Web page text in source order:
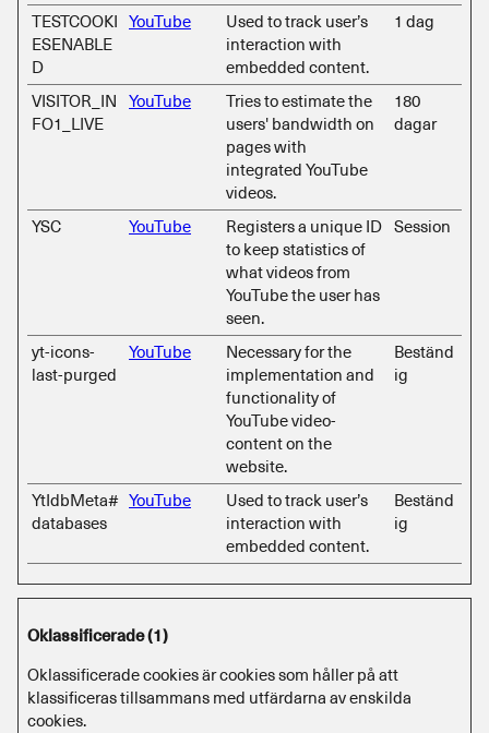
TESTCOOKI
ESENABLE
D
YouTube
Used to track user’s
interaction with
embedded content.
1 dag
VISITOR_IN
FO1_LIVE
YouTube
Tries to estimate the
users' bandwidth on
pages with
integrated YouTube
videos.
180
dagar
YSC YouTube
Registers a unique ID
to keep statistics of
what videos from
YouTube the user has
seen.
Session
yt-icons-
last-purged
YouTube
Necessary for the
implementation and
functionality of
YouTube video-
content on the
website.
Beständ
ig
YtIdbMeta#
databases
YouTube
Used to track user’s
interaction with
embedded content.
Beständ
ig
Oklassificerade (1)
Oklassificerade cookies är cookies som håller på att
klassificeras tillsammans med utfärdarna av enskilda
cookies.